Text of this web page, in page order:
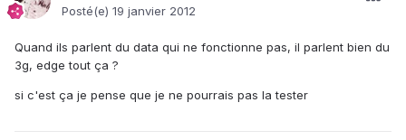
Posté(e) 19 janvier 2012
Quand ils parlent du data qui ne fonctionne pas, il parlent bien du
3g, edge tout ça ?
si c'est ça je pense que je ne pourrais pas la tester